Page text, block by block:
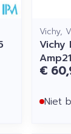
Vichy,
Vichy
€
Niet